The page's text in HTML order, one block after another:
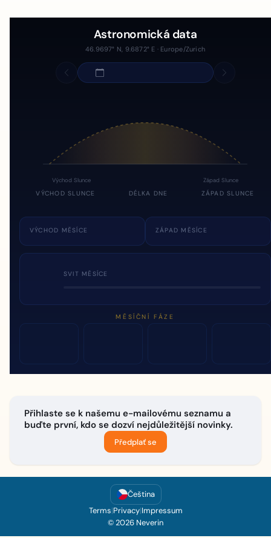
Astronomická data
46.9697° N, 9.6872° E · Europe/Zurich
Východ Slunce Západ Slunce
VÝCHOD SLUNCE DÉLKA DNE ZÁPAD SLUNCE
VÝCHOD MĚSÍCE ZÁPAD MĚSÍCE
SVIT MĚSÍCE
MĚSÍČNÍ FÁZE
Přihlaste se k našemu e-mailovému seznamu a
buďte první, kdo se dozví nejdůležitější novinky.
Předplať se
Čeština
Terms|Privacy|Impressum
© 2026 Neverin